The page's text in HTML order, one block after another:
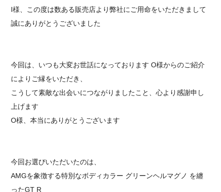
I様、この度は数ある販売店より弊社にご用命をいただきまして
誠にありがとうございました
今回は、いつも大変お世話になっております O様からのご紹介
によりご縁をいただき、
こうして素敵な出会いにつながりましたこと、心より感謝申し
上げます
O様、本当にありがとうございます
今回お選びいただいたのは、
AMGを象徴する特別なボディカラー グリーンヘルマグノ を纏
ったGT R